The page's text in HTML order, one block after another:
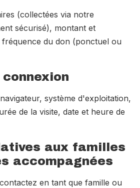
(collectées via notre
sécurisé), montant et
fréquence du don (ponctuel ou
connexion
système d'exploitation,
de la visite, date et heure de
aux familles
accompagnées
en tant que famille ou